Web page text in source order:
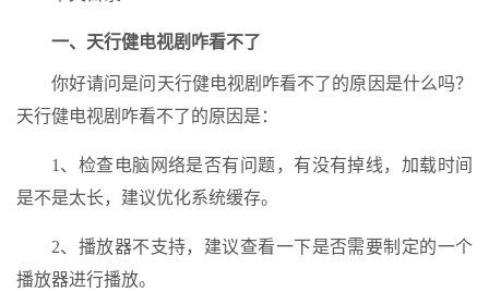
一、天行健电视剧咋看不了
你好请问是问天行健电视剧咋看不了的原因是什么吗？
天行健电视剧咋看不了的原因是：
1、检查电脑网络是否有问题，有没有掉线，加载时间
是不是太长，建议优化系统缓存。
2、播放器不支持，建议查看一下是否需要制定的一个
播放器进行播放。